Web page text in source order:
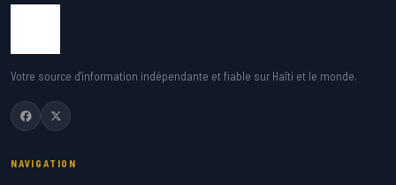
Votre source d'information indépendante et fiable sur Haïti et le monde.
NAVIGATION